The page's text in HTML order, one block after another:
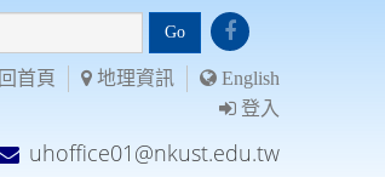
Go
回首頁 地理資訊
English
登入
uhoffice01@nkust.edu.tw